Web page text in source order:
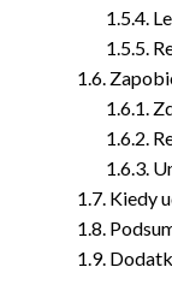
Kiedy